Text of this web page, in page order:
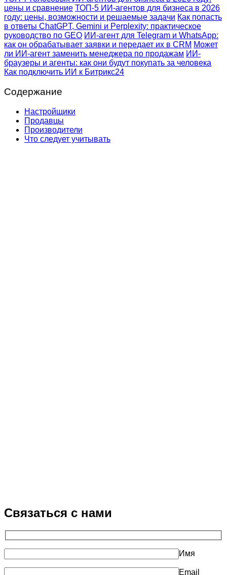
цены и сравнение ТОП-5 ИИ-агентов для бизнеса в 2026
году: цены, возможности и решаемые задачи Как попасть
в ответы ChatGPT, Gemini и Perplexity: практическое
руководство по GEO ИИ-агент для Telegram и WhatsApp:
как он обрабатывает заявки и передает их в CRM Может
ли ИИ-агент заменить менеджера по продажам ИИ-
браузеры и агенты: как они будут покупать за человека
Как подключить ИИ к Битрикс24
Содержание
Настройщики
Продавцы
Производители
Что следует учитывать
Связаться с нами
Имя
Email